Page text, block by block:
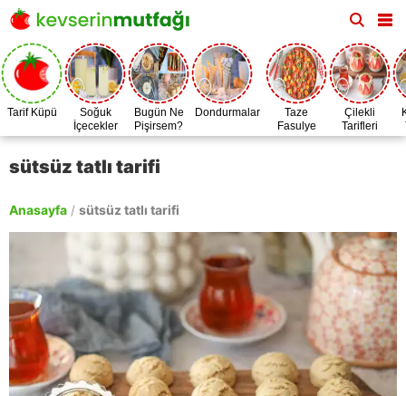
Tarif Küpü
Soğuk
İçecekler
Bugün Ne
Pişirsem?
Dondurmalar
Taze
Fasulye
Zamanı
Çilekli
Tarifleri
sütsüz tatlı tarifi
Anasayfa / sütsüz tatlı tarifi